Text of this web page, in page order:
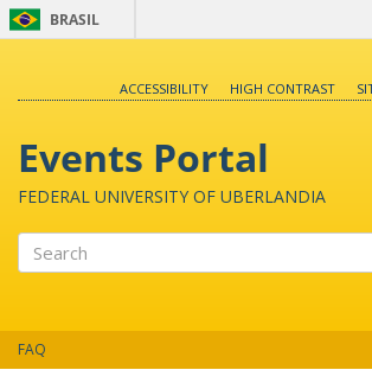
BRASIL
ACCESSIBILITY
HIGH CONTRAST
Events Portal
FEDERAL UNIVERSITY OF UBERLANDIA
FAQ
XVII SEMINÁRIO
UNO E O DIVERSO NA